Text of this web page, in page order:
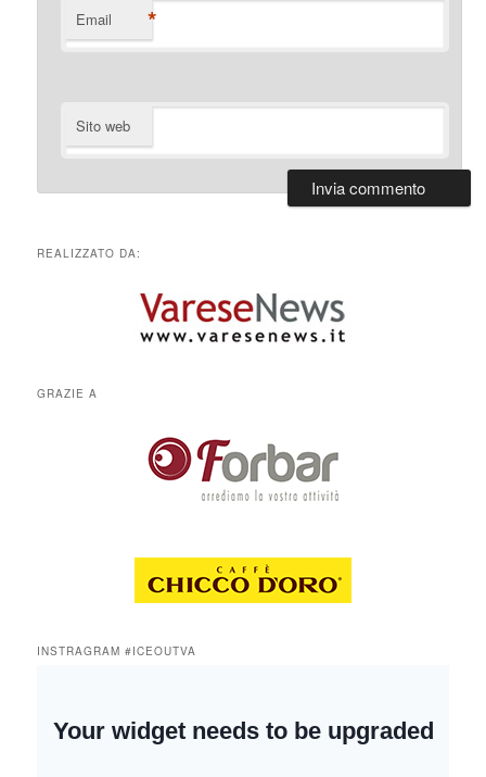
Email *
Sito web
REALIZZATO DA:
GRAZIE A
INSTRAGRAM #ICEOUTVA